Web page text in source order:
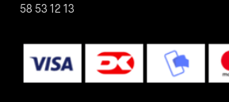
58 53 12 13